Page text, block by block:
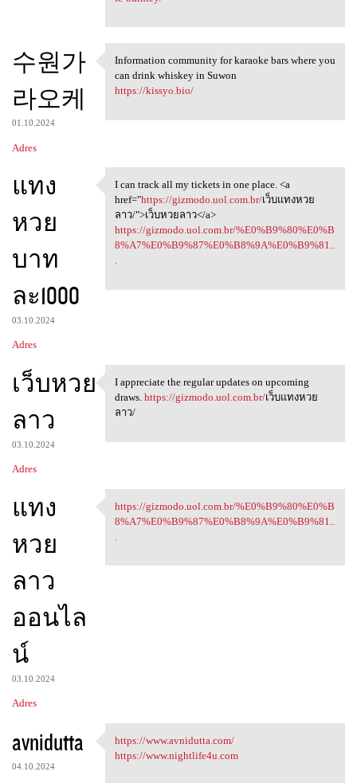
수원가
라오케
01.10.2024
Adres
Information community for
Information community for karaoke bars where you
can drink whiskey in Suwon
https://kissyo.bio/
แทง
หวย
บาท
ละ1000
03.10.2024
Adres
I can track all my tickets in
I can track all my tickets in one place. <a
href="https://gizmodo.uol.com.br/เว็บแทงหวย
ลาว/">เว็บหวยลาว</a>
https://gizmodo.uol.com.br/%E0%B9%80%E0%B
8%A7%E0%B9%87%E0%B8%9A%E0%B9%81..
.
เว็บหวย
ลาว
03.10.2024
Adres
I appreciate the regular
I appreciate the regular updates on upcoming
draws. https://gizmodo.uol.com.br/เว็บแทงหวย
ลาว/
แทง
หวย
ลาว
ออนไล
น์
03.10.2024
Adres
https://gizmodo.uol.com.br/
https://gizmodo.uol.com.br/%E0%B9%80%E0%B
8%A7%E0%B9%87%E0%B8%9A%E0%B9%81..
avnidutta
04.10.2024
https://www.avnidutta.com/
https://www.avnidutta.com/
https://www.nightlife4u.com